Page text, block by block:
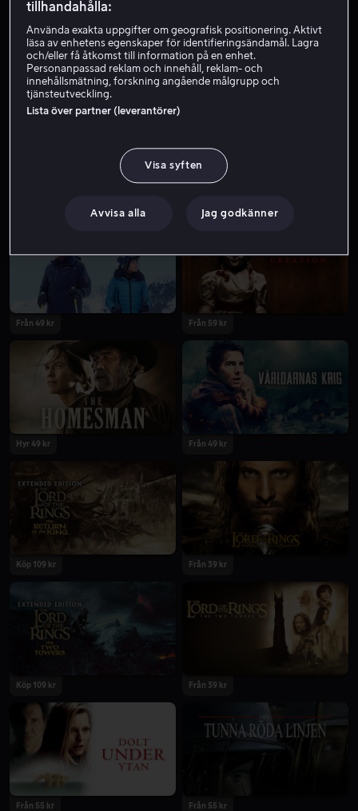
Från 59 kr Från 59 kr
Från 49 kr Från 59 kr
Hyr 49 kr Från 49 kr
Köp 109 kr Från 39 kr
Köp 109 kr Från 39 kr
Från 55 kr Från 55 kr
tillhandahålla:
Använda exakta uppgifter om geografisk positionering. Aktivt
läsa av enhetens egenskaper för identifieringsändamål. Lagra
och/eller få åtkomst till information på en enhet.
Personanpassad reklam och innehåll, reklam- och
innehållsmätning, forskning angående målgrupp och
tjänsteutveckling.
Lista över partner (leverantörer)
Visa syften
Avvisa alla Jag godkänner